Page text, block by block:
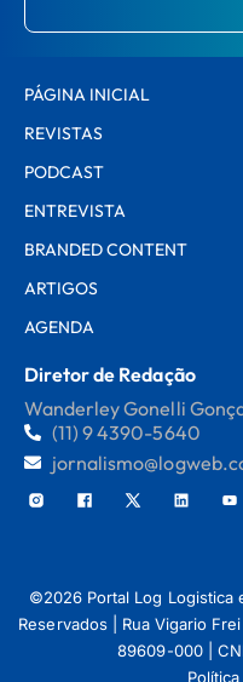
PÁGINA INICIAL
REVISTAS
PODCAST
ENTREVISTA
BRANDED CONTENT
ARTIGOS
AGENDA
Diretor de Redação
Wanderley Gonelli
(11) 9 4390-5640
©2026 Portal Log Logistica
Reservados | Rua Vigario
89609-000 |